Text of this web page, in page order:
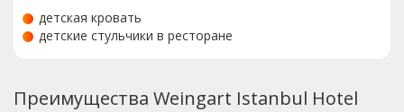
детская кровать
детские стульчики в ресторане
Преимущества Weingart Istanbul Hotel